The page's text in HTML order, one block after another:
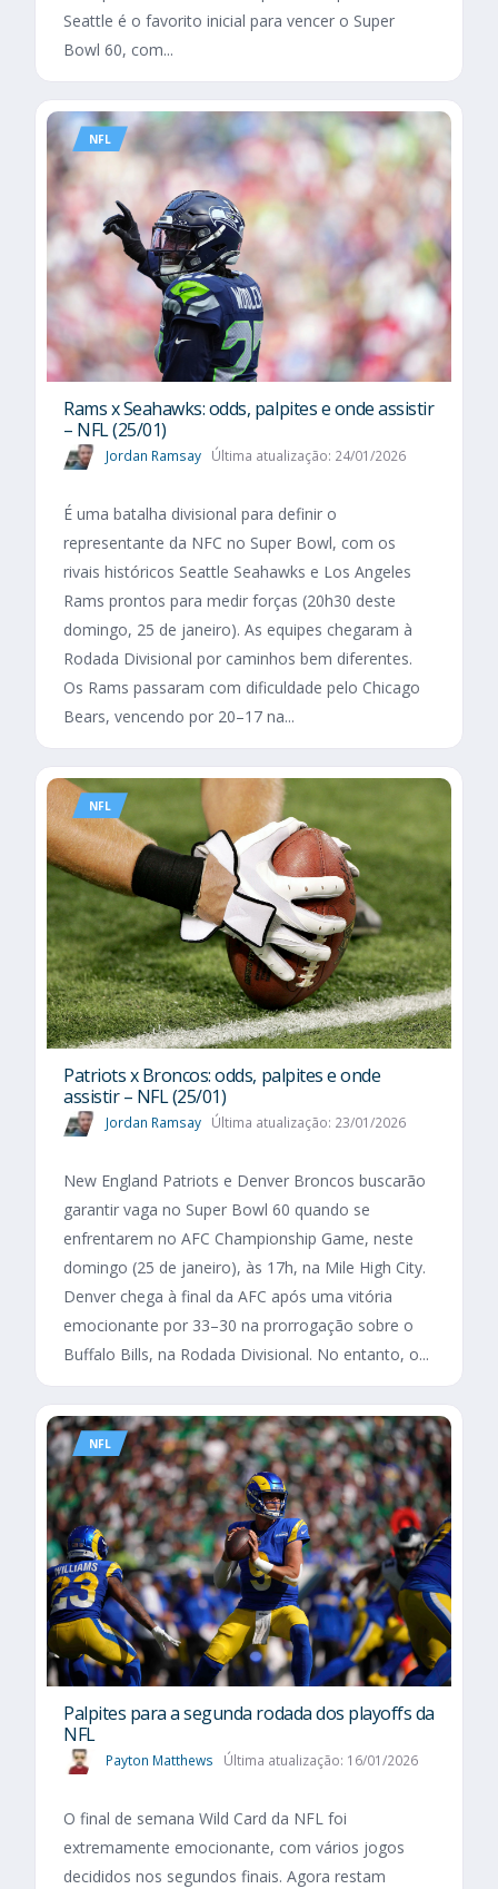
Seattle é o favorito inicial para vencer o Super
Bowl 60, com...
NFL
Rams x Seahawks: odds, palpites e onde assistir
– NFL (25/01)
Jordan Ramsay Última atualização: 24/01/2026
É uma batalha divisional para definir o
representante da NFC no Super Bowl, com os
rivais históricos Seattle Seahawks e Los Angeles
Rams prontos para medir forças (20h30 deste
domingo, 25 de janeiro). As equipes chegaram à
Rodada Divisional por caminhos bem diferentes.
Os Rams passaram com dificuldade pelo Chicago
Bears, vencendo por 20–17 na...
NFL
Patriots x Broncos: odds, palpites e onde
assistir – NFL (25/01)
Jordan Ramsay Última atualização: 23/01/2026
New England Patriots e Denver Broncos buscarão
garantir vaga no Super Bowl 60 quando se
enfrentarem no AFC Championship Game, neste
domingo (25 de janeiro), às 17h, na Mile High City.
Denver chega à final da AFC após uma vitória
emocionante por 33–30 na prorrogação sobre o
Buffalo Bills, na Rodada Divisional. No entanto, o...
NFL
Palpites para a segunda rodada dos playoffs da
NFL
Payton Matthews Última atualização: 16/01/2026
O final de semana Wild Card da NFL foi
extremamente emocionante, com vários jogos
decididos nos segundos finais. Agora restam